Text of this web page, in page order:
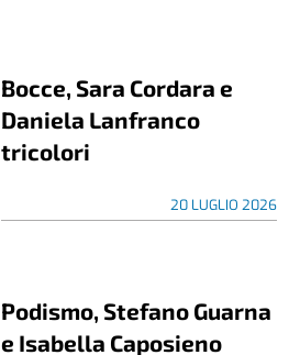
Bocce, Sara Cordara e
Daniela Lanfranco
tricolori
20 LUGLIO 2026
Podismo, Stefano Guarna
e Isabella Caposieno